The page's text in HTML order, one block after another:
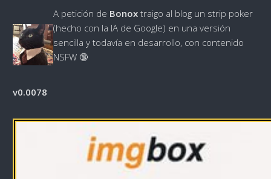
A petición de Bonox traigo al blog un strip poker
(hecho con la IA de Google) en una versión
sencilla y todavía en desarrollo, con contenido
NSFW 🔞
v0.0078